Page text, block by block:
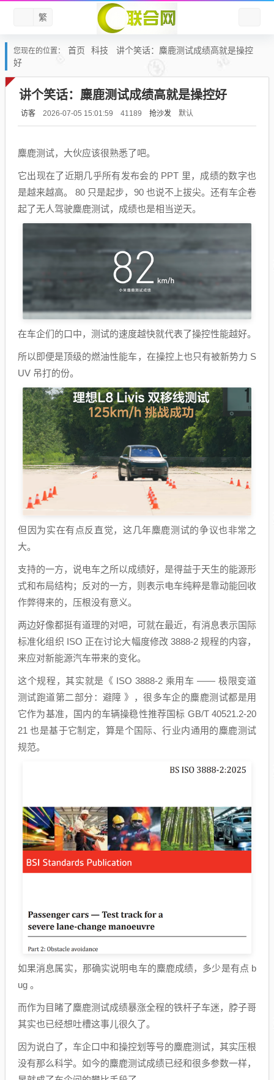
繁
您现在的位置： 首页 科技
讲个笑话：麋鹿测试成绩高就是操控
好
讲个笑话：麋鹿测试成绩高就是操控好
访客 2026-07-05 15:01:59 41189 抢沙发 默认
麋鹿测试，大伙应该很熟悉了吧。
它出现在了近期几乎所有发布会的 PPT 里，成绩的数字也
是越来越高。 80 只是起步，90 也说不上拔尖。还有车企卷
起了无人驾驶麋鹿测试，成绩也是相当逆天。
在车企们的口中，测试的速度越快就代表了操控性能越好。
所以即便是顶级的燃油性能车，在操控上也只有被新势力 S
UV 吊打的份。
但因为实在有点反直觉，这几年麋鹿测试的争议也非常之
大。
支持的一方，说电车之所以成绩好，是得益于天生的能源形
式和布局结构；反对的一方，则表示电车纯粹是靠动能回收
作弊得来的，压根没有意义。
两边好像都挺有道理的对吧，可就在最近，有消息表示国际
标准化组织 ISO 正在讨论大幅度修改 3888-2 规程的内容，
来应对新能源汽车带来的变化。
这个规程，其实就是《 ISO 3888-2 乘用车 —— 极限变道
测试跑道第二部分：避障 》，很多车企的麋鹿测试都是用
它作为基准，国内的车辆操稳性推荐国标 GB/T 40521.2-20
21 也是基于它制定，算是个国际、行业内通用的麋鹿测试
规范。
如果消息属实，那确实说明电车的麋鹿成绩，多少是有点 b
ug 。
而作为目睹了麋鹿测试成绩暴涨全程的铁杆子车迷，脖子哥
其实也已经想吐槽这事儿很久了。
因为说白了，车企口中和操控划等号的麋鹿测试，其实压根
没有那么科学。如今的麋鹿测试成绩已经和很多参数一样，